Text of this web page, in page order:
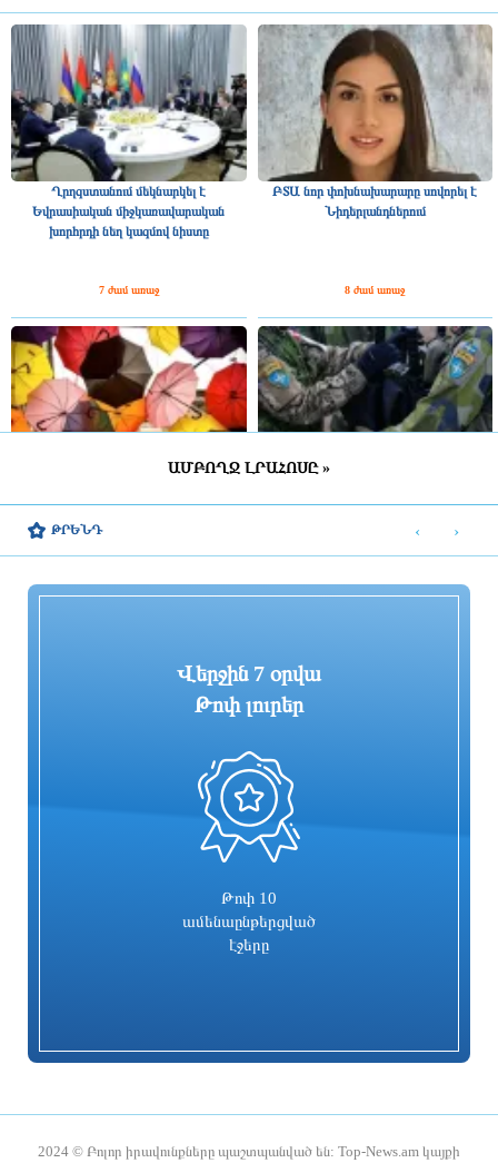
Ղրղզստանում մեկնարկել է
Եվրասիական միջկառավարական
խորհրդի նեղ կազմով նիստը
7 ժամ առաջ
ԲՏԱ նոր փոխնախարարը սովորել է
Նիդերլանդներում
8 ժամ առաջ
հնարավոր է կարկուտ
ամենամեծը մի քանի տասնամյակի
ընթացքում
«ՑԱՅԳ» հեռուստաընկերությունն
իրականացնում է «Շիրակցու խոսք»
Հիմնանորոգվում է Սևան-Մարտունի-
ավտոճանապարհի մի հատվածը
ամիսը
գործընթացի մեջ է»
ԱՄԲՈՂՋ ԼՐԱՀՈՍԸ »
ԹՐԵՆԴ
Վերջին 7 օրվա
Թոփ լուրեր
Թոփ 10
ամենաընթերցված
էջերը
‹ ›
2024 © Բոլոր իրավունքները պաշտպանված են: Top-News.am կայքի